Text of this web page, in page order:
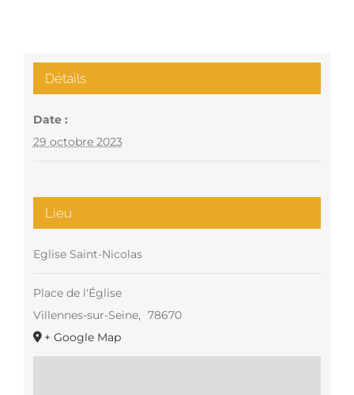
Détails
Date :
29 octobre 2023
Lieu
Eglise Saint-Nicolas
Place de l'Église
Villennes-sur-Seine, 78670
+ Google Map